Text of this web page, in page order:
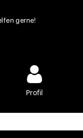
gerne!
Profil